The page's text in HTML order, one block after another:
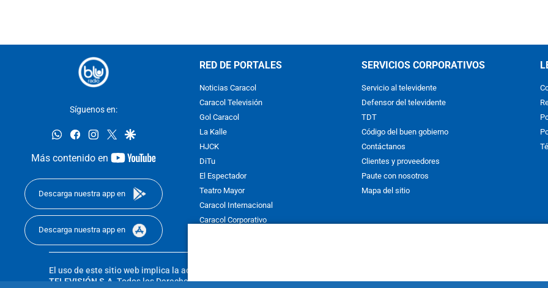
Síguenos en:
whatsappfacebookinstagram
twittergoogle
Más contenido en
youtube-
Descarga nuestra app en
Descarga nuestra app en
RED DE PORTALES
Noticias Caracol
Caracol Televisión
Gol Caracol
La Kalle
HJCK
DiTu
El Espectador
Teatro Mayor
Caracol Internacional
Caracol Corporativo
SERVICIOS CORPORATIVOS
Servicio al televidente
Defensor del televidente
TDT
Código del buen gobierno
Contáctanos
Clientes y proveedores
Paute con nosotros
Mapa del sitio
El uso de este sitio web implica la aceptación de los
TELEVISIÓN S.A.Todos los Derechos Reservados D.R.A. Prohibida su reproducción total o parcial, así como su traducción a